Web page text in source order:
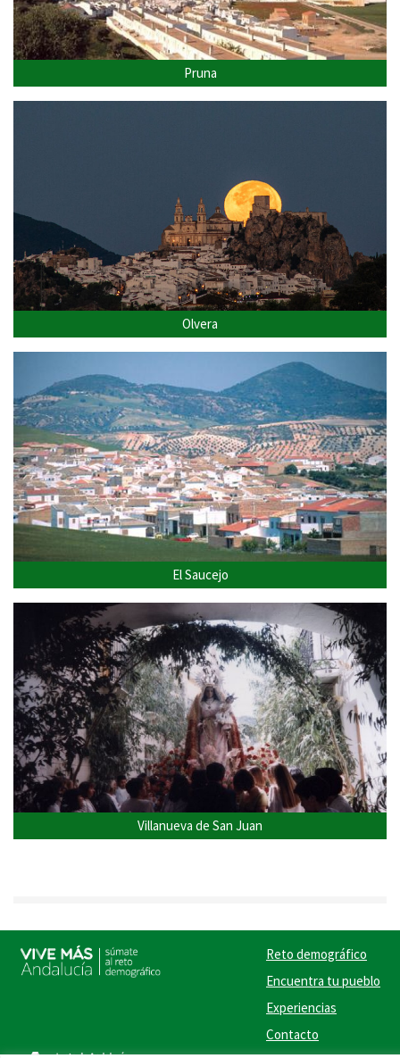
Pruna
Olvera
El Saucejo
Villanueva de San Juan
Reto demográfico
Encuentra tu pueblo
Experiencias
Contacto